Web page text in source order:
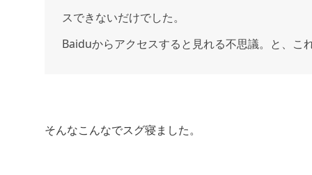
スできないだけでした。
Baiduからアクセスすると見れる不思議。と、こ
そんなこんなでスグ寝ました。